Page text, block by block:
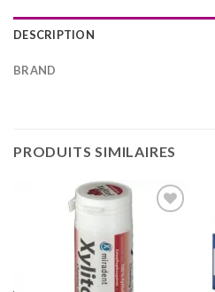
DESCRIPTION
BRAND
PRODUITS SIMILAIRES